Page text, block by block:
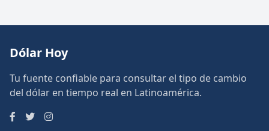
Dólar Hoy
Tu fuente confiable para consultar el tipo de cambio
del dólar en tiempo real en Latinoamérica.